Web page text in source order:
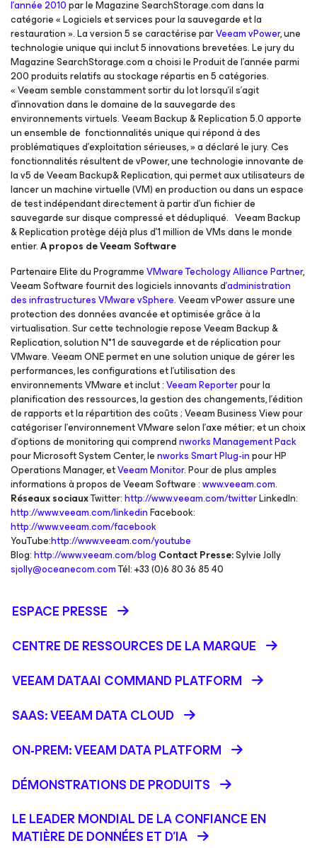
l’année 2010par le Magazine SearchStorage.com dans la
catégorie « Logiciels et services pour la sauvegarde et la
restauration ». La version 5 se caractérise parVeeam vPower, une
technologie unique qui inclut 5 innovations brevetées.Le jury du
Magazine SearchStorage.com a choisi le Produit de l’année parmi
200 produits relatifs au stockage répartis en 5 catégories.
« Veeam semble constamment sortir du lot lorsqu’il s’agit
d’innovation dans le domaine de la sauvegarde des
environnements virtuels. Veeam Backup & Replication 5.0 apporte
un ensemble de fonctionnalités unique qui répond à des
problématiques d’exploitation sérieuses, » a déclaré le jury.Ces
fonctionnalités résultent de vPower, une technologie innovante de
la v5 de Veeam Backup& Replication, qui permet aux utilisateurs de
lancer un machine virtuelle (VM) en production ou dans un espace
de test indépendant directement à partir d’un fichier de
sauvegarde sur disque compressé et dédupliqué. Veeam Backup
& Replication protège déjà plus d’1 million de VMs dans le monde
entier.A propos de Veeam Software
Partenaire Elite du ProgrammeVMware Techology Alliance Partner,
Veeam Software fournit des logiciels innovants d’administration
des infrastructures VMware vSphere. Veeam vPower assure une
protection des données avancée et optimisée grâce à la
virtualisation. Sur cette technologie repose Veeam Backup &
Replication, solution N°1 de sauvegarde et de réplication pour
VMware. Veeam ONE permet en une solution unique de gérer les
performances, les configurations et l’utilisation des
environnements VMware et inclut :Veeam Reporterpour la
planification des ressources, la gestion des changements, l’édition
de rapports et la répartition des coûts ; Veeam Business View pour
catégoriser l’environnement VMware selon l’axe métier; et un choix
d’options de monitoring qui comprendnworks Management Pack
pour Microsoft System Center, lenworks Smart Plug-inpour HP
Operations Manager, etVeeam Monitor. Pour de plus amples
informations à propos de Veeam Software :www.veeam.com.
Réseaux sociauxTwitter:http://www.veeam.com/twitterLinkedIn:
http://www.veeam.com/linkedinFacebook:
http://www.veeam.com/facebook
YouTube:http://www.veeam.com/youtube
Blog:http://www.veeam.com/blog Contact Presse:Sylvie Jolly
sjolly@oceanecom.comTél: +33 (0)6 80 36 85 40
ESPACE PRESSE
CENTRE DE RESSOURCES DE LA MARQUE
VEEAM DATAAI COMMAND PLATFORM
SAAS: VEEAM DATA CLOUD
ON-PREM: VEEAM DATA PLATFORM
DÉMONSTRATIONS DE PRODUITS
LE LEADER MONDIAL DE LA CONFIANCE EN
MATIÈRE DE DONNÉES ET D'IA